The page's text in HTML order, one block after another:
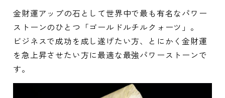
金財運アップの石として世界中で最も有名なパワー
ストーンのひとつ「ゴールドルチルクォーツ」。
ビジネスで成功を成し遂げたい方、とにかく金財運
を急上昇させたい方に最適な最強パワーストーンで
す。